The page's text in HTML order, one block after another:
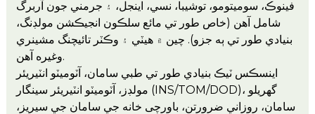
فينوڪ، سوميتومو، توشيبا، نسي، اينجل، ۽ جرمني جون آربرگ
شامل آهن (خاص طور تي مائع سلڪون انجيڪشن مولڊنگ،
بنيادي طور تي ٻه جزو). چين ۾ هيٽي ۽ وڪٽر تائيچنگ مشينري
وغيره آهن.
اينسڪس ٽيڪ بنيادي طور تي طبي سامان، آٽوميٽو انٽيريئر
مولڊز، آٽوميٽو انٽيريئر سينگار (INS/TOM/DOD)، گهريلو
سامان، روزاني ضرورتن، باورچی خانه جي سامان جي سيريز،